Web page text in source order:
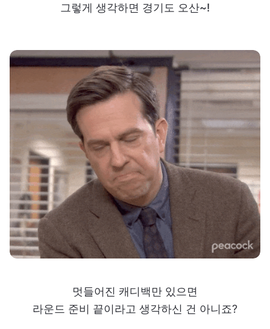
그렇게 생각하면 경기도 오산~!
멋들어진 캐디백만 있으면
라운드 준비 끝이라고 생각하신 건 아니죠?